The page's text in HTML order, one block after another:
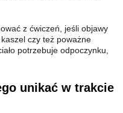
z ćwiczeń, jeśli objawy
czy też poważne
potrzebuje odpoczynku,
unikać w trakcie